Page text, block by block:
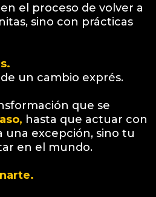
el proceso de volver a
sino con prácticas
un cambio exprés.
que se
hasta que actuar con
una excepción, sino tu
en el mundo.